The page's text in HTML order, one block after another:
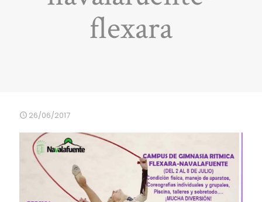
flexara
26/06/2017